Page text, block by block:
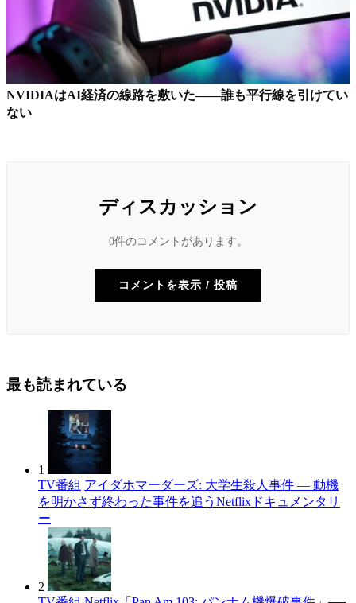
NVIDIAはAI経済の線路を敷いた——誰も平行線を引けてい
ない
ディスカッション
0件のコメントがあります。
コメントを表示 / 投稿
最も読まれている
1
TV番組 アイダホマーダーズ: 大学生殺人事件 — 動機
を明かさず終わった事件を追うNetflixドキュメンタリ
ー
2